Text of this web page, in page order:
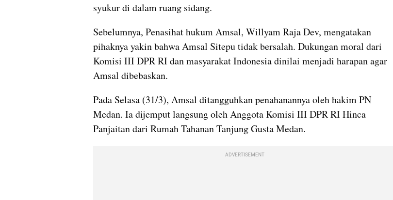
syukur di dalam ruang sidang.
Sebelumnya, Penasihat hukum Amsal, Willyam Raja Dev, mengatakan
pihaknya yakin bahwa Amsal Sitepu tidak bersalah. Dukungan moral dari
Komisi III DPR RI dan masyarakat Indonesia dinilai menjadi harapan agar
Amsal dibebaskan.
Pada Selasa (31/3), Amsal ditangguhkan penahanannya oleh hakim PN
Medan. Ia dijemput langsung oleh Anggota Komisi III DPR RI Hinca
Panjaitan dari Rumah Tahanan Tanjung Gusta Medan.
ADVERTISEMENT